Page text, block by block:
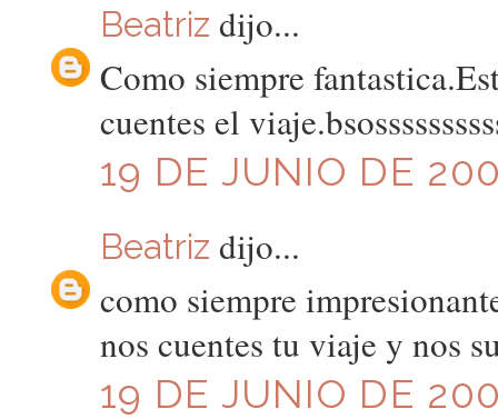
Beatriz dijo...
Como siempre
cuentes el
19 DE JUNIO DE
Beatriz dijo...
como siempre
nos cuentes tu viaje y nos
19 DE JUNIO DE